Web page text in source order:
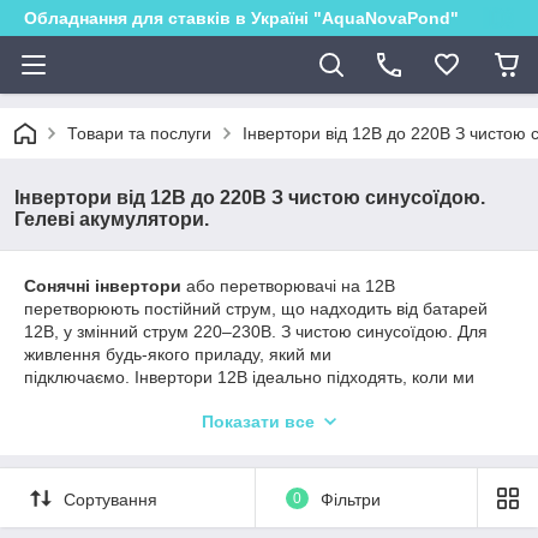
Обладнання для ставків в Україні "AquaNovaPond"
Товари та послуги Інвертори від 12В до 220В З чистою
Інвертори від 12В до 220В З чистою синусоїдою.
Гелеві акумулятори.
Сонячні інвертори або перетворювачі на 12В
перетворюють постійний струм, що надходить від батарей
12В, у змінний струм 220–230В. З чистою синусоїдою. Для
живлення будь-якого приладу, який ми
підключаємо. Інвертори 12В ідеально підходять, коли ми
напругу. Інвертор на 12В охоплює потужність від 1000Вт до
установках малої, середньої та високої потужності.
Гелеві акумулятори.
найкращої якості, відібрані гелевими
батареями всіх ампер/год. Гелеві батареї дуже корисні
Показати все
Сортування 0 Фільтри